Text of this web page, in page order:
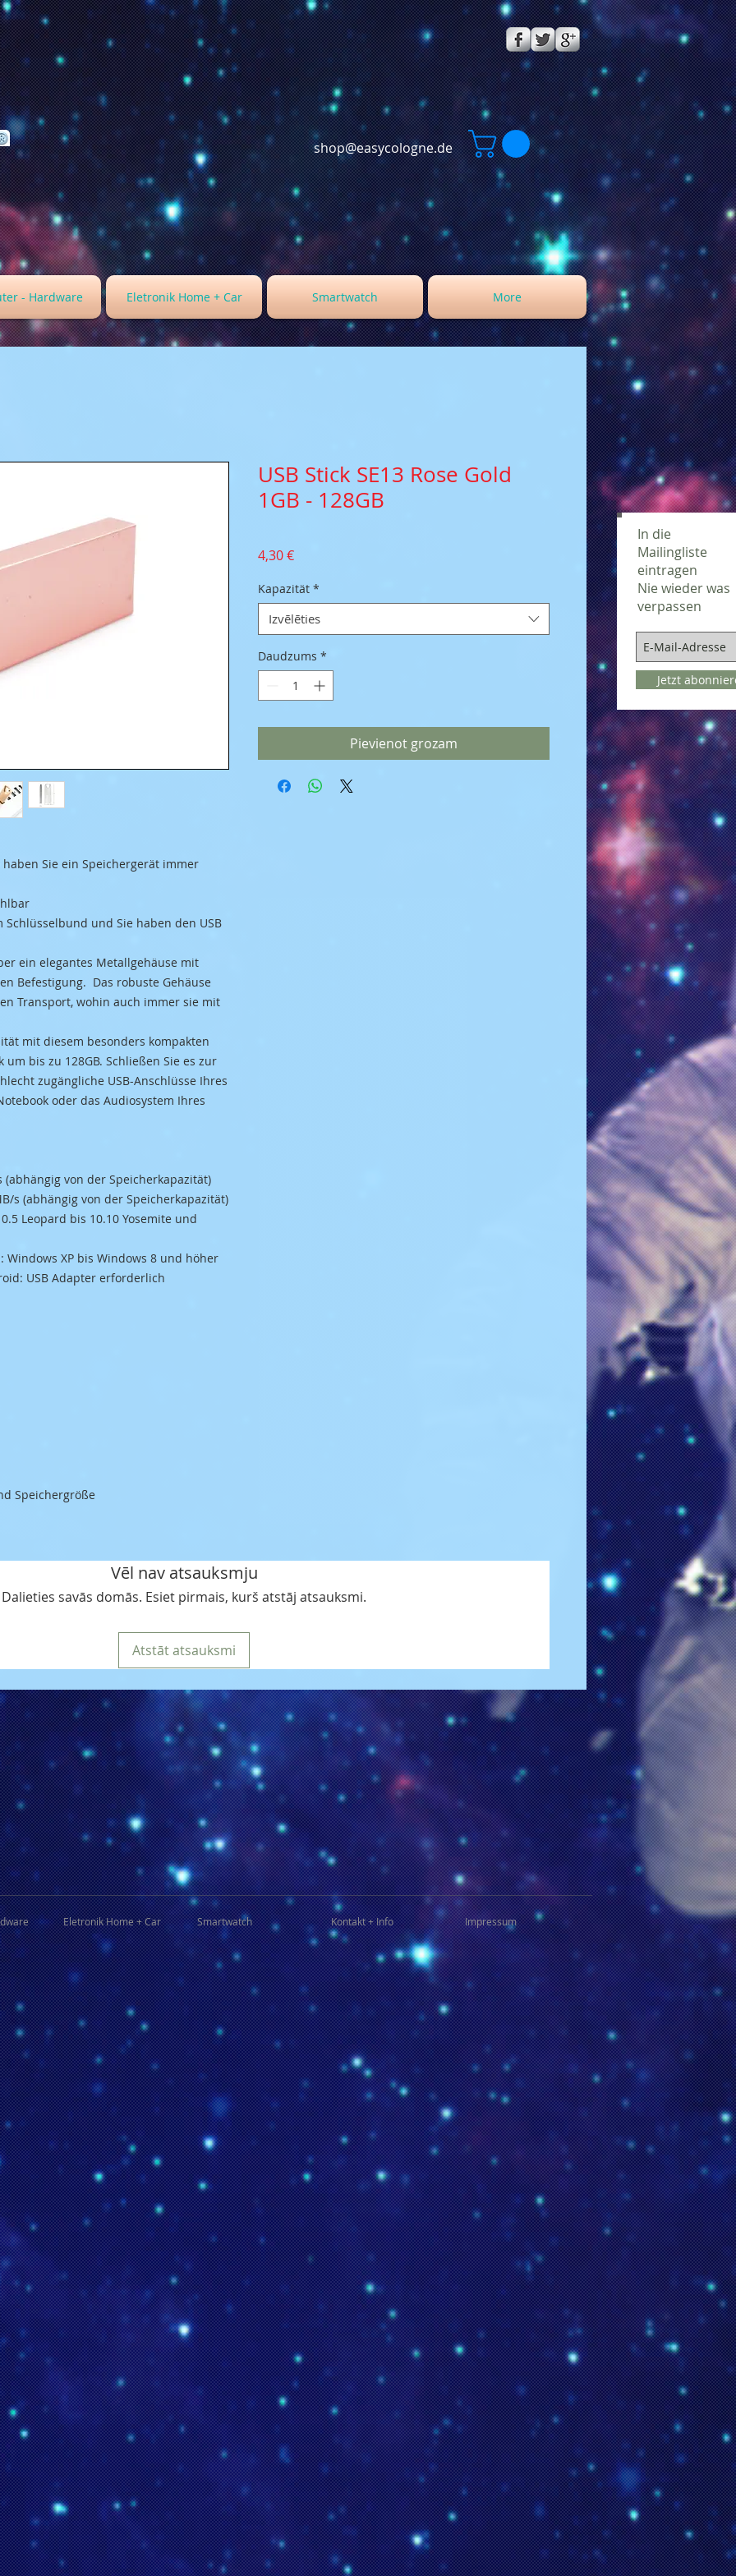
shop@easycologne.de
- Hardware Eletronik Home + Car Smartwatch More
Sie ein Speichergerät immer
Schlüsselbund und Sie haben den USB
ein elegantes Metallgehäuse mit
Befestigung. Das robuste Gehäuse
Transport, wohin auch immer sie mit
mit diesem besonders kompakten
bis zu 128GB. Schließen Sie es zur
zugängliche USB-Anschlüsse Ihres
oder das Audiosystem Ihres
(abhängig von der Speicherkapazität)
s (abhängig von der Speicherkapazität)
Leopard bis 10.10 Yosemite und
Windows XP bis Windows 8 und höher
USB Adapter erforderlich
Speichergröße
USB Stick SE13 Rose Gold
1GB - 128GB
4,30 €Cena
Kapazität *
Izvēlēties
Daudzums *
Pievienot grozam
Vēl nav atsauksmju
Dalieties savās domās. Esiet pirmais, kurš atstāj atsauksmi.
Atstāt atsauksmi
In die
Mailingliste
eintragen
Nie wieder was
verpassen
Jetzt
Eletronik Home + Car Smartwatch Kontakt + Info Impressum